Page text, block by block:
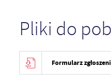
Pliki do
Formularz